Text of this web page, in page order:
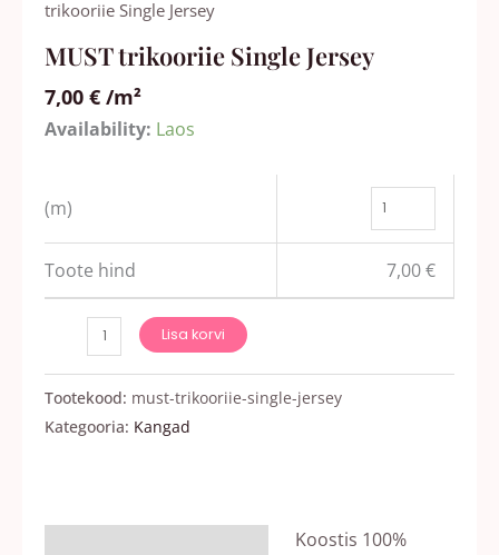
trikooriie Single Jersey
MUST trikooriie Single Jersey
7,00 € /m²
Availability: Laos
(m)
Toote hind 7,00€
kogus
Lisa korvi
Tootekood: must-trikooriie-single-jersey
Kategooria: Kangad
Koostis 100%